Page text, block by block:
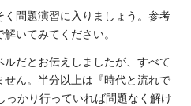
く問題演習に入りましょう。参考
いてみてください。
ルだとお伝えしましたが、すべて
ん。半分以上は『時代と流れで
っかり行っていれば問題なく解け